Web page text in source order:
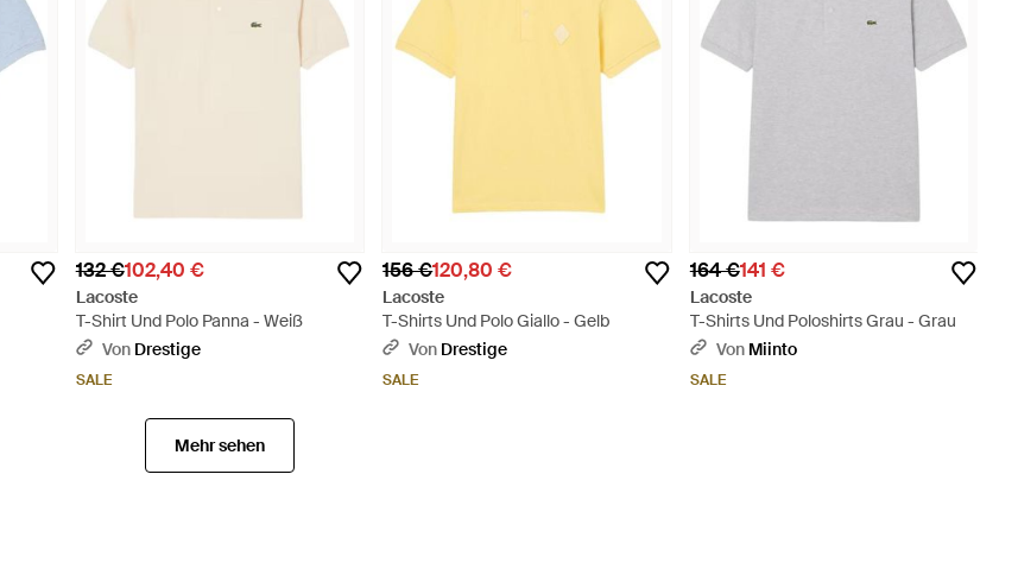
132 €102,40 €
Lacoste
T-Shirt Und Polo Panna - Weiß
Von Drestige
SALE
156 €120,80 €
Lacoste
T-Shirts Und Polo Giallo - Gelb
Von Drestige
SALE
164 €141 €
Lacoste
T-Shirts Und Poloshirts Grau - Grau
Von Miinto
SALE
Mehr sehen